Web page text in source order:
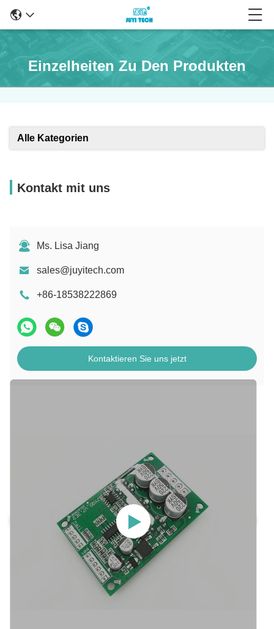
Einzelheiten Zu Den Produkten
Alle Kategorien
Kontakt mit uns
Ms. Lisa Jiang
sales@juyitech.com
+86-18538222869
Kontaktieren Sie uns jetzt